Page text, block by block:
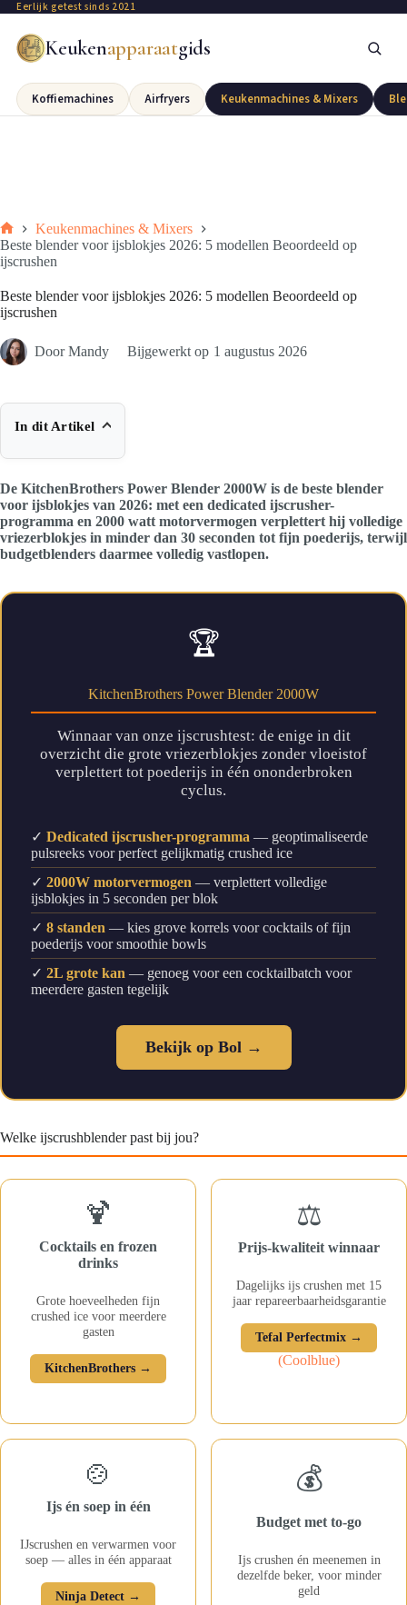
Eerlijk getest sinds 2021
Keukenapparaatgids
Koffiemachines Airfryers Keukenmachines & Mixers
Keukenmachines & Mixers
Beste blender voor ijsblokjes 2026: 5 modellen Beoordeeld op
ijscrushen
Beste blender voor ijsblokjes 2026: 5 modellen Beoordeeld op
ijscrushen
Door Mandy Bijgewerkt op 1 augustus 2026
In dit Artikel
De KitchenBrothers Power Blender 2000W is de beste blender
voor ijsblokjes van 2026: met een dedicated ijscrusher-
programma en 2000 watt motorvermogen verplettert hij volledige
vriezerblokjes in minder dan 30 seconden tot fijn poederijs, terwijl
budgetblenders daarmee volledig vastlopen.
🏆
KitchenBrothers Power Blender 2000W
Winnaar van onze ijscrushtest: de enige in dit
overzicht die grote vriezerblokjes zonder vloeistof
verplettert tot poederijs in één ononderbroken
cyclus.
✓ Dedicated ijscrusher-programma — geoptimaliseerde
pulsreeks voor perfect gelijkmatig crushed ice
✓ 2000W motorvermogen — verplettert volledige
ijsblokjes in 5 seconden per blok
✓ 8 standen — kies grove korrels voor cocktails of fijn
poederijs voor smoothie bowls
✓ 2L grote kan — genoeg voor een cocktailbatch voor
meerdere gasten tegelijk
Bekijk op Bol →
Welke ijscrushblender past bij jou?
🍹
Cocktails en frozen
drinks
Grote hoeveelheden fijn
crushed ice voor meerdere
gasten
KitchenBrothers →
⚖️
Prijs-kwaliteit winnaar
Dagelijks ijs crushen met 15
jaar repareerbaarheidsgarantie
Tefal Perfectmix →
(Coolblue)
🍲
Ijs én soep in één
IJscrushen en verwarmen voor
soep — alles in één apparaat
Ninja Detect →
💰
Budget met to-go
Ijs crushen én meenemen in
dezelfde beker, voor minder
geld